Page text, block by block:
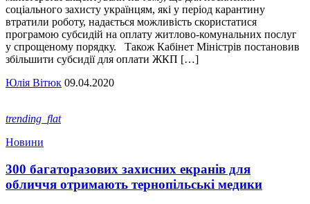
соціального захисту українцям, які у період карантину
втратили роботу, надається можливість скористатися
програмою субсидій на оплату житлово-комунальних послуг
у спрощеному порядку. Також Кабінет Міністрів постановив
збільшити субсидії для оплати ЖКП […]
Юлія Вітюк 09.04.2020
trending_flat
Новини
300 багаторазових захисних екранів для
обличчя отримають тернопільські медики